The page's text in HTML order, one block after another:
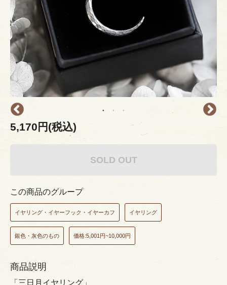
5,170円(税込)
SOLD OUT
この商品のグループ
イヤリング・イヤーフック・イヤーカフ イヤリング
銀色・灰色のもの 価格:5,001円~10,000円
商品説明
「三日月イヤリング」